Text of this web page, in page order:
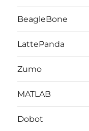
BeagleBone
LattePanda
Zumo
MATLAB
Dobot